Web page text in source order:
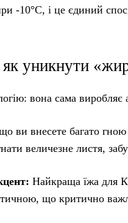
-10°C, і це єдиний
уникнути
вона сама
ви внесете багато гною
величезне листя,
Найкраща їжа для
що критично